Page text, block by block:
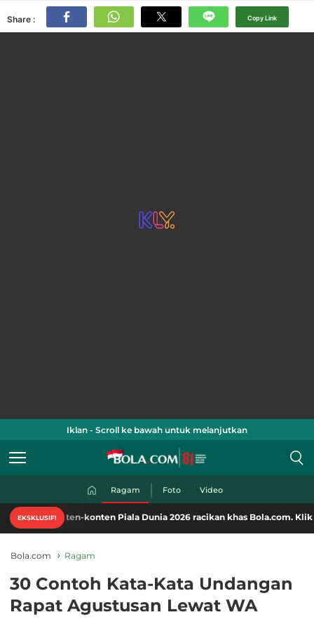
Share : Copy Link
Iklan - Scroll ke bawah untuk melanjutkan
Ragam Foto Video
EKSKLUSIF!
konten Piala Dunia 2026 racikan khas Bola.com. Klik di sini!
Bola.com Ragam
30 Contoh Kata-Kata Undangan
Rapat Agustusan Lewat WA